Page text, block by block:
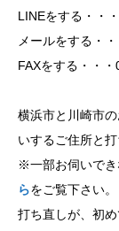
LINEをする・・・
メールをする・・
FAXをする・・
横浜市と川崎市
いするご住所と
※一部お伺いでき
らをご覧下さい。
打ち直しが、初